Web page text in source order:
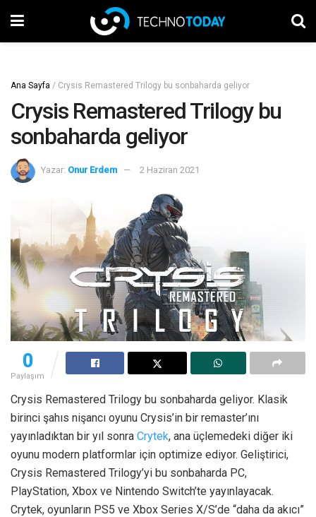
Ana Sayfa / Crysis Remastered Trilogy bu sonbaharda geliyor
Crysis Remastered Trilogy bu
sonbaharda geliyor
Yazar: Onur Erdem 2 Haziran 2021
0
Paylaşım
Crysis Remastered Trilogy bu sonbaharda geliyor. Klasik
birinci şahıs nişancı oyunu Crysis’in bir remaster’ını
yayınladıktan bir yıl sonra Crytek, ana üçlemedeki diğer iki
oyunu modern platformlar için optimize ediyor. Geliştirici,
Crysis Remastered Trilogy’yi bu sonbaharda PC,
PlayStation, Xbox ve Nintendo Switch’te yayınlayacak.
Crytek, oyunların PS5 ve Xbox Series X/S’de “daha da akıcı”